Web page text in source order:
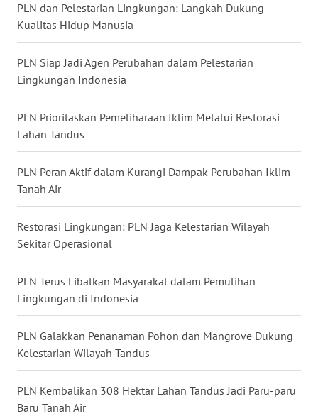
PLN dan Pelestarian Lingkungan: Langkah Dukung
Kualitas Hidup Manusia
PLN Siap Jadi Agen Perubahan dalam Pelestarian
Lingkungan Indonesia
PLN Prioritaskan Pemeliharaan Iklim Melalui Restorasi
Lahan Tandus
PLN Peran Aktif dalam Kurangi Dampak Perubahan Iklim
Tanah Air
Restorasi Lingkungan: PLN Jaga Kelestarian Wilayah
Sekitar Operasional
PLN Terus Libatkan Masyarakat dalam Pemulihan
Lingkungan di Indonesia
PLN Galakkan Penanaman Pohon dan Mangrove Dukung
Kelestarian Wilayah Tandus
PLN Kembalikan 308 Hektar Lahan Tandus Jadi Paru-paru
Baru Tanah Air
WN
SERAMBI
WN
JAMBI
WN
SULTRA
WN
NTB
WN
SULTENG
WN
SULBAR
WN
BABEL